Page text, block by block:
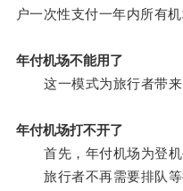
户一次性支付一年内所有机
年付机场不能用了
这一模式为旅行者带来
年付机场打不开了
首先，年付机场为登机
旅行者不再需要排队等